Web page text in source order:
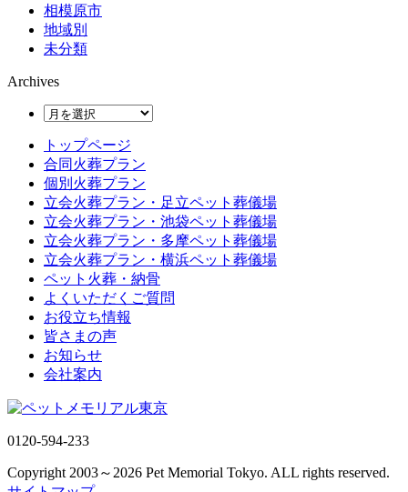
相模原市
地域別
未分類
Archives
トップページ
合同火葬プラン
個別火葬プラン
立会火葬プラン・足立ペット葬儀場
立会火葬プラン・池袋ペット葬儀場
立会火葬プラン・多摩ペット葬儀場
立会火葬プラン・横浜ペット葬儀場
ペット火葬・納骨
よくいただくご質問
お役立ち情報
皆さまの声
お知らせ
会社案内
0120-594-233
Copyright 2003～2026 Pet Memorial Tokyo. ALL rights reserved.